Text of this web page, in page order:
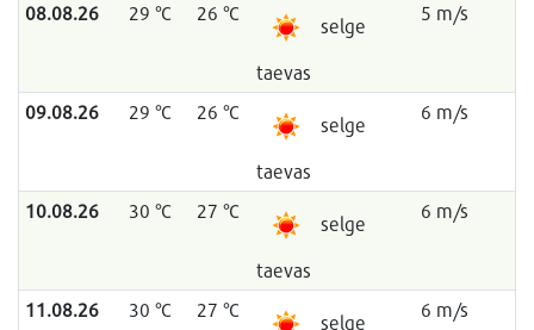
08.08.26 29 °C 26 °C
selge
taevas
5 m/s
09.08.26 29 °C 26 °C
selge
taevas
6 m/s
10.08.26 30 °C 27 °C
selge
taevas
6 m/s
11.08.26 30 °C 27 °C
selge
6 m/s